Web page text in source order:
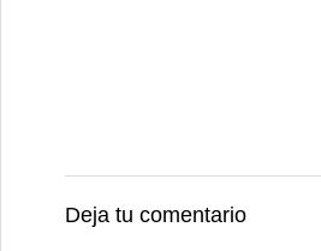
Deja tu comentario